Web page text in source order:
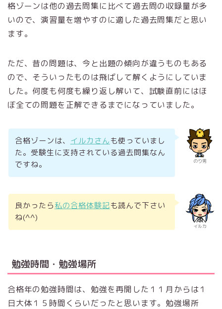
格ゾーンは他の過去問集に比べて過去問の収録量が多
いので、演習量を増やすのに適した過去問集だと思い
ます。
ただ、昔の問題は、今と出題の傾向が違うものもある
ので、そういったものは飛ばして解くようにしていま
した。何度も何度も繰り返し解いて、試験直前にはほ
ぼ全ての問題を正解できるまでになっていました。
のり男
合格ゾーンは、 イルカさんも使っていまし
た。受験生に支持されている過去問集なん
ですね。
イルカ
良かったら私の合格体験記も読んで下さい
ね(^^)
勉強時間・勉強場所
合格年の勉強時間は、勉強を再開した１１月からは１
日大体１５時間くらいだったと思います。勉強場所